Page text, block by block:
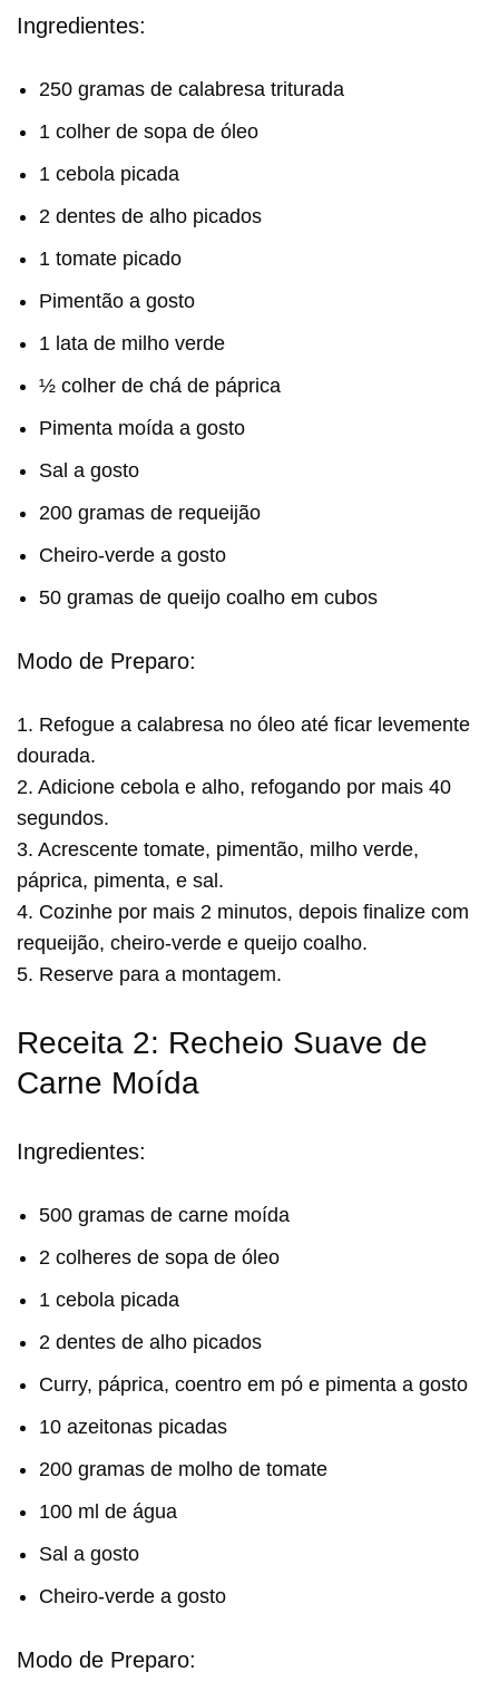
Ingredientes:
250 gramas de calabresa triturada
1 colher de sopa de óleo
1 cebola picada
2 dentes de alho picados
1 tomate picado
Pimentão a gosto
1 lata de milho verde
½ colher de chá de páprica
Pimenta moída a gosto
Sal a gosto
200 gramas de requeijão
Cheiro-verde a gosto
50 gramas de queijo coalho em cubos
Modo de Preparo:
1. Refogue a calabresa no óleo até ficar levemente
dourada.
2. Adicione cebola e alho, refogando por mais 40
segundos.
3. Acrescente tomate, pimentão, milho verde,
páprica, pimenta, e sal.
4. Cozinhe por mais 2 minutos, depois finalize com
requeijão, cheiro-verde e queijo coalho.
5. Reserve para a montagem.
Receita 2: Recheio Suave de
Carne Moída
Ingredientes:
500 gramas de carne moída
2 colheres de sopa de óleo
1 cebola picada
2 dentes de alho picados
Curry, páprica, coentro em pó e pimenta a gosto
10 azeitonas picadas
200 gramas de molho de tomate
100 ml de água
Sal a gosto
Cheiro-verde a gosto
Modo de Preparo: